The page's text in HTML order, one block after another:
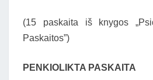
(15 paskaita iš knygos
Paskaitos”)
PENKIOLIKTA PASKAITA